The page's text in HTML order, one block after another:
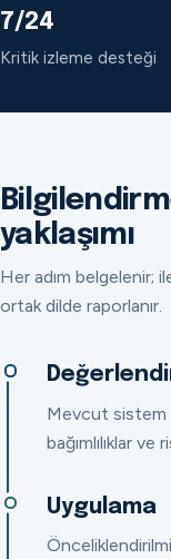
7/24
Kritik izleme desteği
yaklaşımı
Her adım belgelenir;
ortak dilde raporlanır.
Mevcut sistem
bağımlılıklar ve
Uygulama